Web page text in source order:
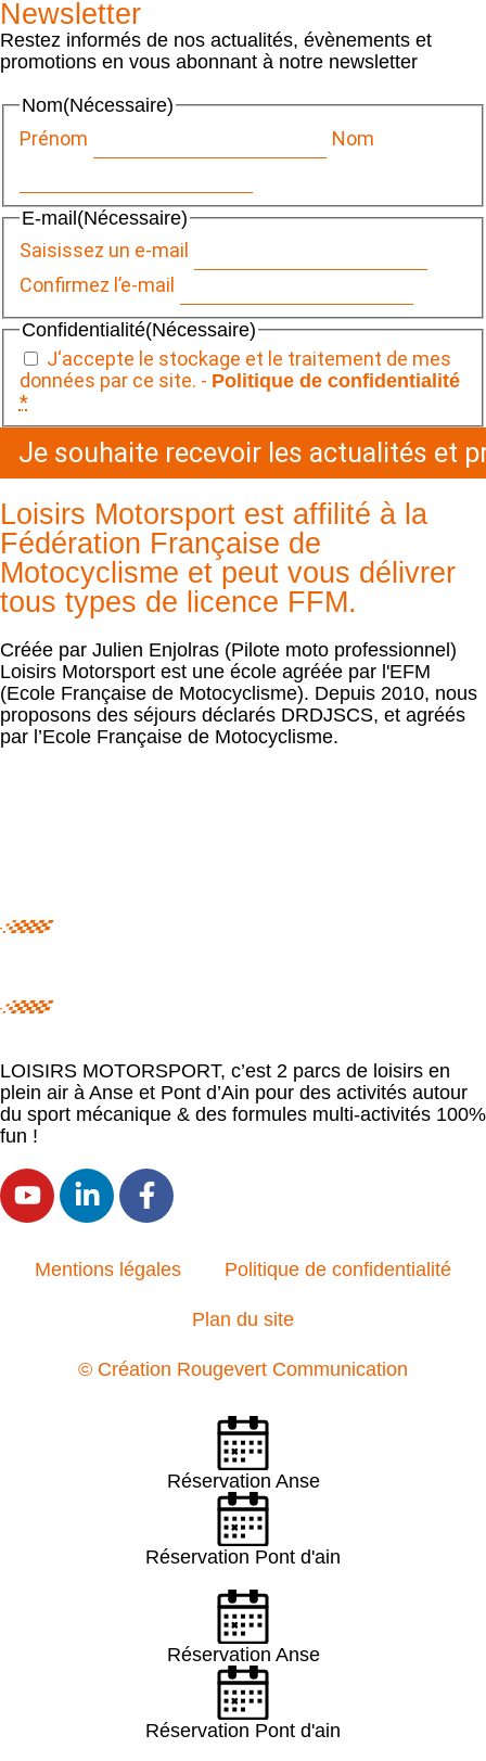
Newsletter
Restez informés de nos actualités, évènements et
promotions en vous abonnant à notre newsletter
Nom(Nécessaire)
Prénom Nom
E-mail(Nécessaire)
Saisissez un e-mail
Confirmez l’e-mail
Confidentialité(Nécessaire)
J‘accepte le stockage et le traitement de mes
données par ce site. - Politique de confidentialité
*
Loisirs Motorsport est affilité à la
Fédération Française de
Motocyclisme et peut vous délivrer
tous types de licence FFM.
Créée par Julien Enjolras (Pilote moto professionnel)
Loisirs Motorsport est une école agréée par l'EFM
(Ecole Française de Motocyclisme). Depuis 2010, nous
proposons des séjours déclarés DRDJSCS, et agréés
par l’Ecole Française de Motocyclisme.
LOISIRS MOTORSPORT, c’est 2 parcs de loisirs en
plein air à Anse et Pont d’Ain pour des activités autour
du sport mécanique & des formules multi-activités 100%
fun !
Mentions légales Politique de confidentialité
Plan du site
© Création Rougevert Communication
Réservation Anse
Réservation Pont d'ain
Réservation Anse
Réservation Pont d'ain